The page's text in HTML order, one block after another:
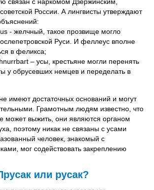
России. А лингвисты утверждают
- желчный, такое прозвище могло
Руси. И феллеус вполне
в феликса;
– усы, крестьяне могли перенять
у обрусевших немцев и переделать в
имеют достаточных оснований и могут
Грамотным людям известно, что
может выжить, они являются органом
поэтому никак не связаны с усами
человек, знакомый с
мог содействовать закреплению
или русак?